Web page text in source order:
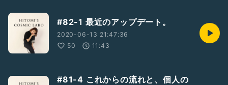
#82-1 最近のアップデート。
2020-06-13 21:47:36
50
11:43
#81-4 これからの流れと、個人の